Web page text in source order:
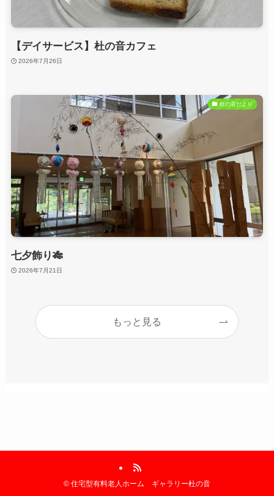
【デイサービス】杜の音カフェ
2026年7月26日
杜の音だより
七夕飾り🎋
2026年7月21日
もっと見る
© 住宅型有料老人ホーム ギャラリー杜の音